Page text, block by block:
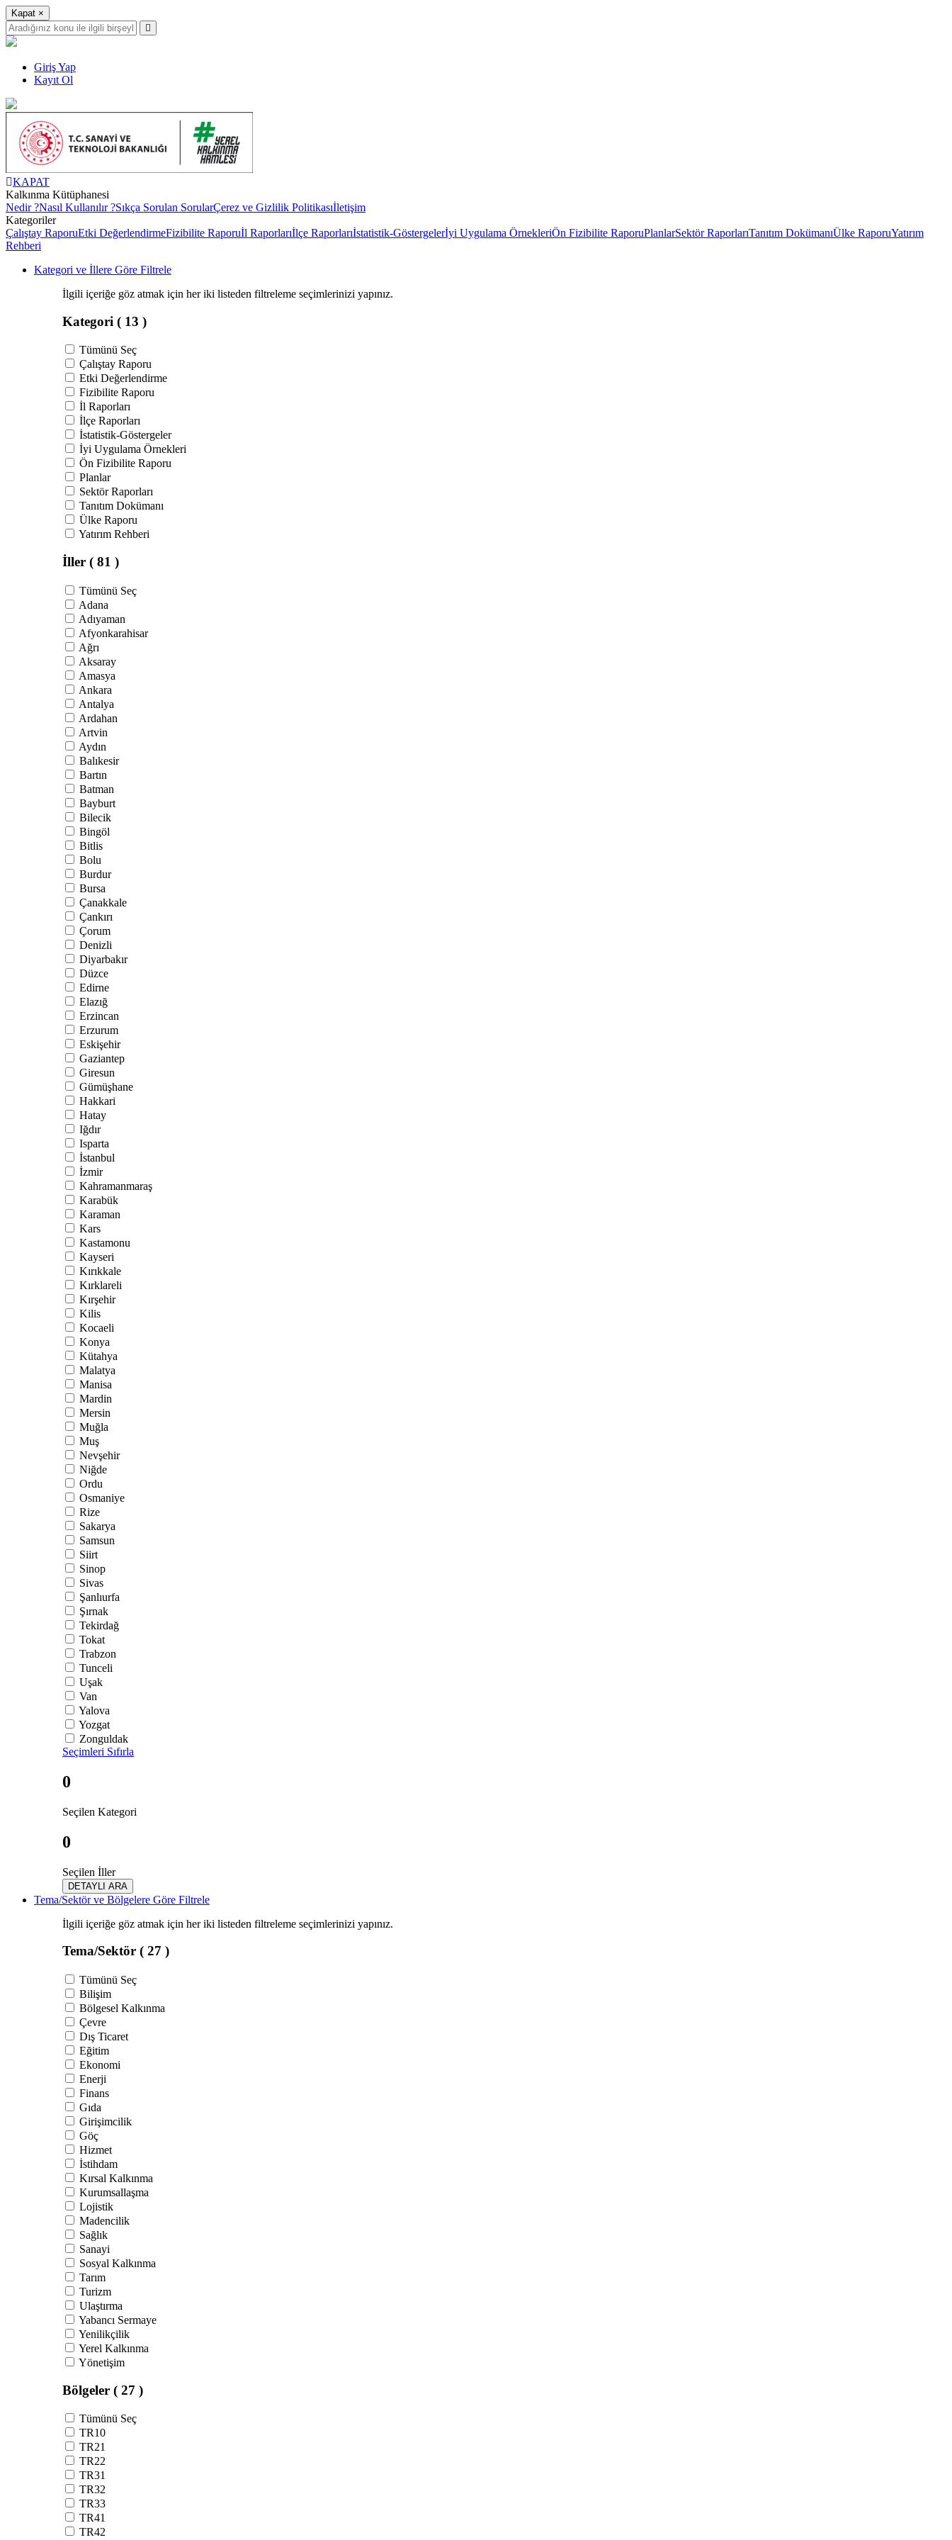
Kapat ×
Giriş Yap
Kayıt Ol
KAPAT
Kalkınma Kütüphanesi
Nedir ?Nasıl Kullanılır ?Sıkça Sorulan SorularÇerez ve Gizlilik Politikasıİletişim
Kategoriler
Çalıştay RaporuEtki DeğerlendirmeFizibilite Raporuİl Raporlarıİlçe Raporlarıİstatistik-Göstergelerİyi Uygulama ÖrnekleriÖn Fizibilite RaporuPlanlarSektör RaporlarıTanıtım DokümanıÜlke RaporuYatırım
Rehberi
Kategori ve İllere Göre Filtrele
İlgili içeriğe göz atmak için her iki listeden filtreleme seçimlerinizi yapınız.
Kategori ( 13 )
Tümünü Seç
Çalıştay Raporu
Etki Değerlendirme
Fizibilite Raporu
İl Raporları
İlçe Raporları
İstatistik-Göstergeler
İyi Uygulama Örnekleri
Ön Fizibilite Raporu
Planlar
Sektör Raporları
Tanıtım Dokümanı
Ülke Raporu
Yatırım Rehberi
İller ( 81 )
Tümünü Seç
Adana
Adıyaman
Afyonkarahisar
Ağrı
Aksaray
Amasya
Ankara
Antalya
Ardahan
Artvin
Aydın
Balıkesir
Bartın
Batman
Bayburt
Bilecik
Bingöl
Bitlis
Bolu
Burdur
Bursa
Çanakkale
Çankırı
Çorum
Denizli
Diyarbakır
Düzce
Edirne
Elazığ
Erzincan
Erzurum
Eskişehir
Gaziantep
Giresun
Gümüşhane
Hakkari
Hatay
Iğdır
Isparta
İstanbul
İzmir
Kahramanmaraş
Karabük
Karaman
Kars
Kastamonu
Kayseri
Kırıkkale
Kırklareli
Kırşehir
Kilis
Kocaeli
Konya
Kütahya
Malatya
Manisa
Mardin
Mersin
Muğla
Muş
Nevşehir
Niğde
Ordu
Osmaniye
Rize
Sakarya
Samsun
Siirt
Sinop
Sivas
Şanlıurfa
Şırnak
Tekirdağ
Tokat
Trabzon
Tunceli
Uşak
Van
Yalova
Yozgat
Zonguldak
Seçimleri Sıfırla
0
Seçilen Kategori
0
Seçilen İller
DETAYLI ARA
Tema/Sektör ve Bölgelere Göre Filtrele
İlgili içeriğe göz atmak için her iki listeden filtreleme seçimlerinizi yapınız.
Tema/Sektör ( 27 )
Tümünü Seç
Bilişim
Bölgesel Kalkınma
Çevre
Dış Ticaret
Eğitim
Ekonomi
Enerji
Finans
Gıda
Girişimcilik
Göç
Hizmet
İstihdam
Kırsal Kalkınma
Kurumsallaşma
Lojistik
Madencilik
Sağlık
Sanayi
Sosyal Kalkınma
Tarım
Turizm
Ulaştırma
Yabancı Sermaye
Yenilikçilik
Yerel Kalkınma
Yönetişim
Bölgeler ( 27 )
Tümünü Seç
TR10
TR21
TR22
TR31
TR32
TR33
TR41
TR42